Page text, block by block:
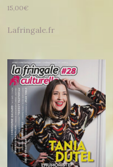
15,00€
Lafringale.fr